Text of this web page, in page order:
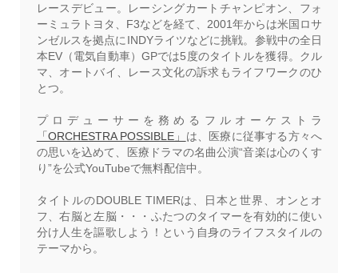
レースデビュー。レーシングカートチャンピオン、フォ
ーミュラトヨタ、F3などを経て、2001年からは米国ロサ
ンゼルスを拠点にINDYライツなどに挑戦。参戦中の全日
本EV（電気自動車）GPでは5度のタイトルを獲得。クル
マ、オートバイ、レース文化の訴求もライフワークのひ
とつ。
プロデューサーを務めるフルオーケストラ
「ORCHESTRA POSSIBLE」 は、医療に従事する方々へ
の思いを込めて、医療ドラマの名曲公演“音楽は心のくす
り”を公式YouTubeで無料配信中。
タイトルのDOUBLE TIMERは、日本と世界、オンとオ
フ、右脳と左脳・・・ふたつのタイマーを有効的に使い
分け人生を謳歌しよう！という自身のライフスタイルの
テーマから。